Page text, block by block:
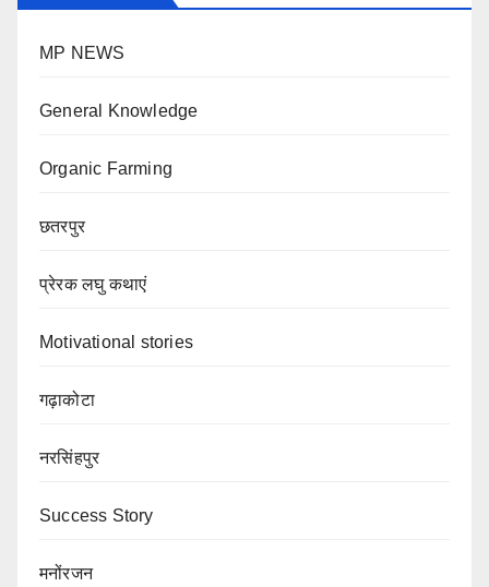
MP NEWS
General Knowledge
Organic Farming
छतरपुर
प्रेरक लघु कथाएं
Motivational stories
गढ़ाकोटा
नरसिंहपुर
Success Story
मनोंरजन